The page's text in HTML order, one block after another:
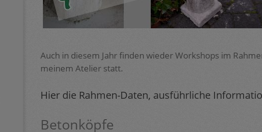
Auch in diesem Jahr finden wieder Workshops im
meinem Atelier statt.
Hier die Rahmen-Daten, ausführliche
Betonköpfe